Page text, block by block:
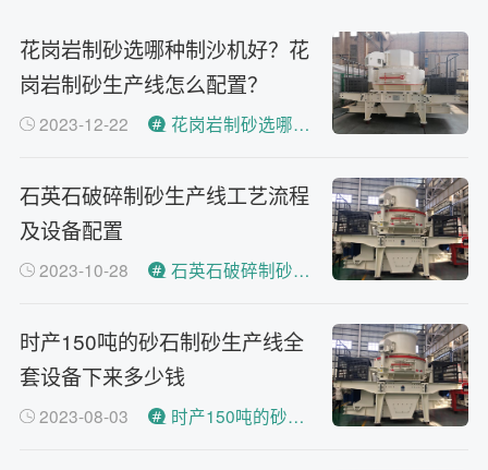
问 小型的制砂机类型有哪些？
主要有细碎机，复合破，对辊制
砂机，HX制砂机等
花岗岩制砂选哪种制沙机好？花
岗岩制砂生产线怎么配置？
2023-12-22 花岗岩制砂选哪种制沙机好？
石英石破碎制砂生产线工艺流程
及设备配置
2023-10-28 石英石破碎制砂生产线工艺流程
时产150吨的砂石制砂生产线全
套设备下来多少钱
2023-08-03 时产150吨的砂石制砂生产线